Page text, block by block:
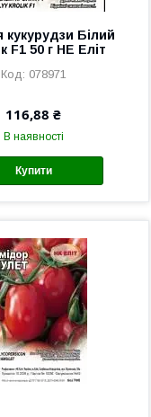
кукурудзи Білий
F1 50 г НЕ Еліт
078971
116,88 ₴
В наявності
Купити